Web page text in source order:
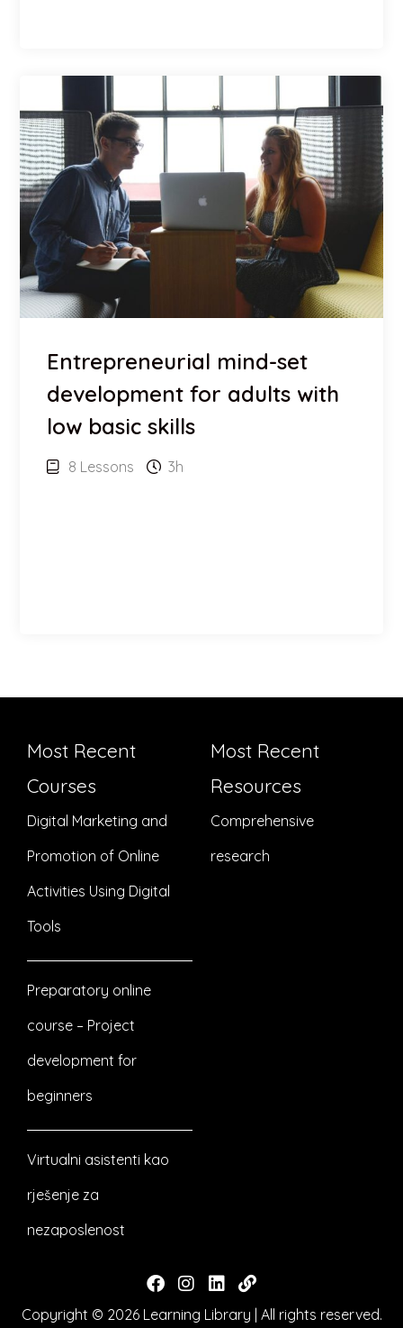
Entrepreneurial mind-set
development for adults with
low basic skills
8 Lessons 3h
Most Recent
Courses
Digital Marketing and
Promotion of Online
Activities Using Digital
Tools
Preparatory online
course – Project
development for
beginners
Virtualni asistenti kao
rješenje za
nezaposlenost
Most Recent
Resources
Comprehensive
research
Copyright © 2026 Learning Library | All rights reserved.